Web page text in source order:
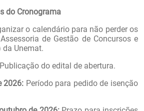
do Cronograma
o calendário para não perder os
de Gestão de Concursos e
da Unemat.
Publicação do edital de abertura.
2026: Período para pedido de isenção